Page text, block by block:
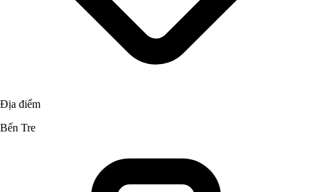
Địa điểm
Bến Tre